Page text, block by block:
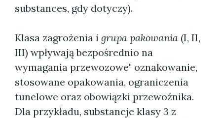
substances, gdy dotyczy).
Klasa zagrożenia i grupa pakowania (I, II,
III) wpływają bezpośrednio na
wymagania przewozowe" oznakowanie,
stosowane opakowania, ograniczenia
tunelowe oraz obowiązki przewoźnika.
Dla przykładu, substancje klasy 3 z